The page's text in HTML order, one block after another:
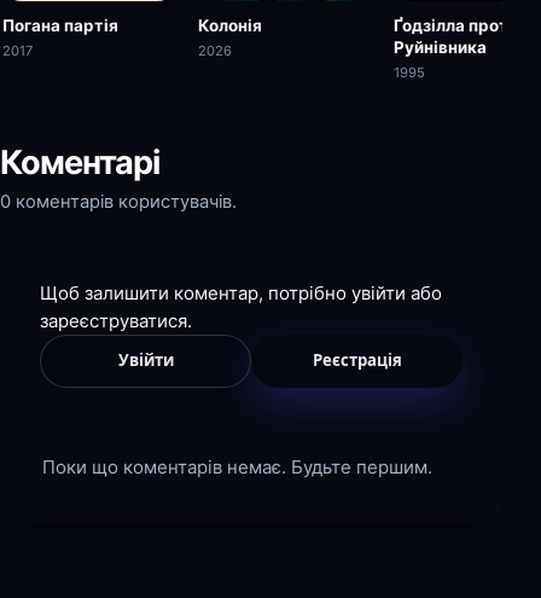
Погана партія
2017
Колонія
2026
Ґодзілла проти
Руйнівника
1995
Коментарі
0 коментарів користувачів.
Щоб залишити коментар, потрібно увійти або
зареєструватися.
Увійти Реєстрація
Поки що коментарів немає. Будьте першим.